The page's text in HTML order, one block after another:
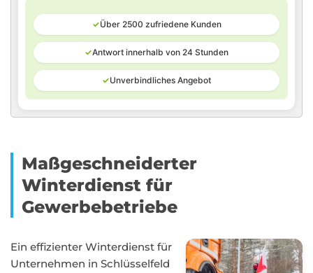
✓Über 2500 zufriedene Kunden
✓Antwort innerhalb von 24 Stunden
✓Unverbindliches Angebot
Maßgeschneiderter
Winterdienst für
Gewerbebetriebe
Ein effizienter Winterdienst für
Unternehmen in Schlüsselfeld